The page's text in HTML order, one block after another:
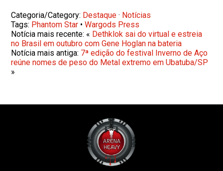
Categoria/Category: Destaque · Notícias
Tags: Phantom Star •Wargods Press
Notícia mais recente: « Dethklok sai do virtual e estreia
no Brasil em outubro com Gene Hoglan na bateria
Notícia mais antiga: 7ª edição do festival Inverno de Aço
reúne nomes de peso do Metal extremo em Ubatuba/SP
»